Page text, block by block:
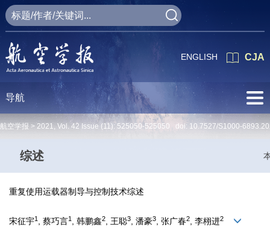
CJA
ENGLISH
导航
航空学报 > 2021, Vol. 42 Issue (11): 525050-525050 doi: 10.7527/S1000-
综述
重复使用运载器制导与控制技术综述
宋征宇1 , 蔡巧言1 , 韩鹏鑫2, 王聪3, 潘豪3, 张广春2, 李栩进2